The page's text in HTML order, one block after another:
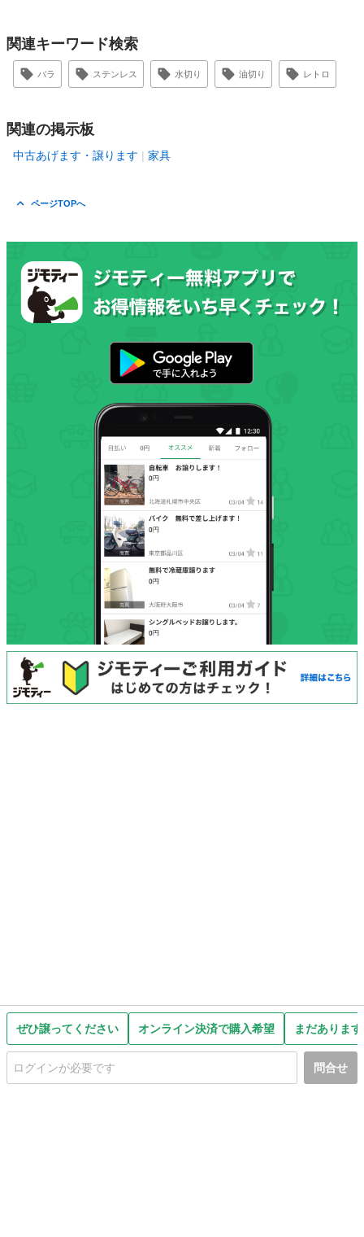
ぜひ譲ってください オンライン決済で購入希望 まだありま
問合せ
関連キーワード検索
バラ ステンレス 水切り 油切り レトロ
関連の掲示板
中古あげます・譲ります 家具
ページTOPへ